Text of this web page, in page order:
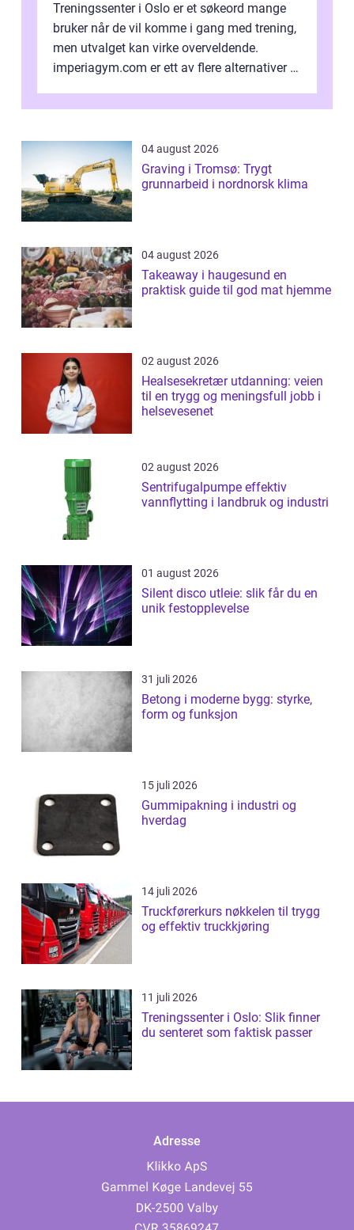
Treningssenter i Oslo er et søkeord mange
bruker når de vil komme i gang med trening,
men utvalget kan virke overveldende.
imperiagym.com er ett av flere alternativer i
04 august 2026
Graving i Tromsø: Trygt
grunnarbeid i nordnorsk klima
04 august 2026
Takeaway i haugesund en
praktisk guide til god mat hjemme
02 august 2026
Healsesekretær utdanning: veien
til en trygg og meningsfull jobb i
helsevesenet
02 august 2026
Sentrifugalpumpe effektiv
vannflytting i landbruk og industri
01 august 2026
Silent disco utleie: slik får du en
unik festopplevelse
31 juli 2026
Betong i moderne bygg: styrke,
form og funksjon
15 juli 2026
Gummipakning i industri og
hverdag
14 juli 2026
Truckførerkurs nøkkelen til trygg
og effektiv truckkjøring
11 juli 2026
Treningssenter i Oslo: Slik finner
du senteret som faktisk passer
Adresse